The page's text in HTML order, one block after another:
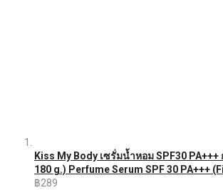
Kiss My Body เซรั่มน้ำหอม SPF30
180 g.) Perfume Serum SPF 30 PA+++
฿289